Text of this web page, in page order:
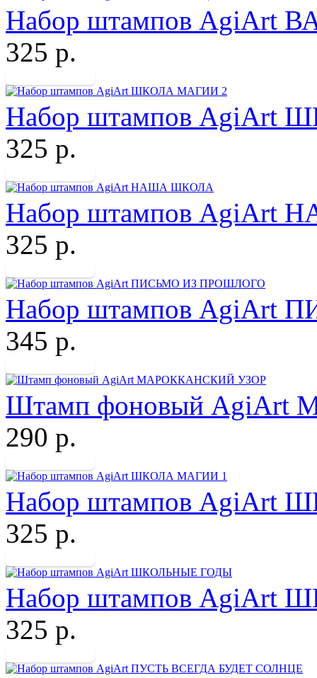
Набор штампов
325 р.
Набор штампов AgiArt
325 р.
Набор штампов
325 р.
Набор штампов
345 р.
Штамп фоновый
290 р.
Набор штампов AgiArt
325 р.
Набор штампов
325 р.